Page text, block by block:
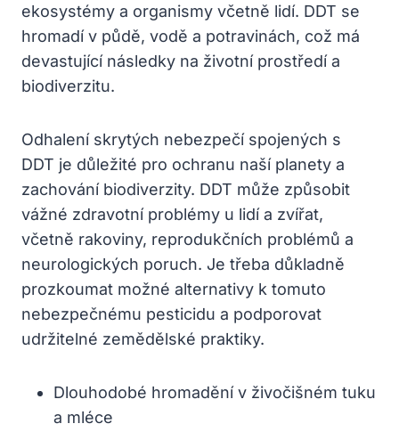
ekosystémy a organismy včetně lidí. DDT se
hromadí v půdě, vodě a potravinách, což má
devastující následky na životní prostředí a
biodiverzitu.
Odhalení skrytých nebezpečí spojených s
DDT je důležité pro ochranu naší planety a
zachování biodiverzity. DDT může způsobit
vážné zdravotní problémy u lidí a zvířat,
včetně rakoviny, reprodukčních problémů a
neurologických poruch. Je třeba důkladně
prozkoumat možné alternativy k tomuto
nebezpečnému pesticidu a podporovat
udržitelné zemědělské praktiky.
Dlouhodobé hromadění v živočišném tuku
a mléce